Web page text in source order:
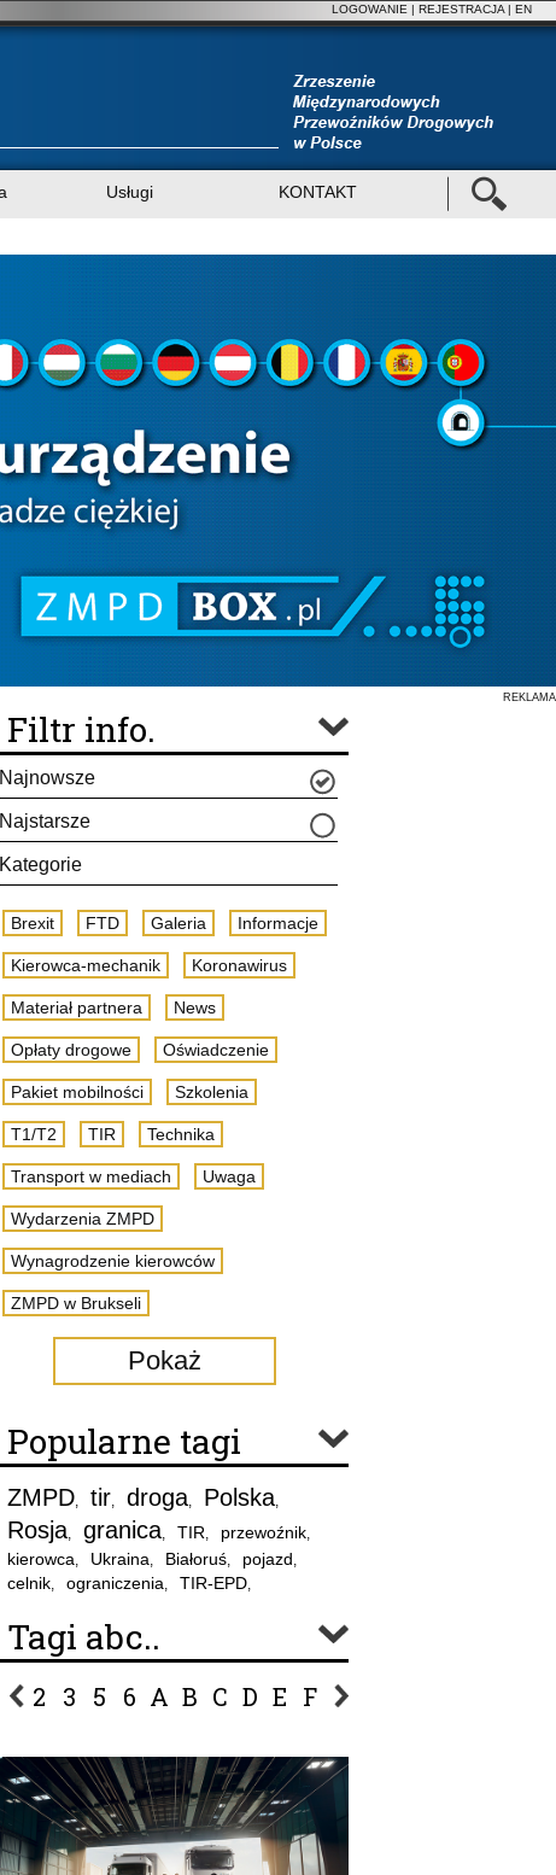
LOGOWANIE | REJESTRACJA | EN
Usługi KONTAKT
REKLAMA
Filtr info.
Najnowsze
Najstarsze
Kategorie
Brexit FTD Galeria Informacje
Kierowca-mechanik Koronawirus
Materiał partnera News
Opłaty drogowe Oświadczenie
Pakiet mobilności Szkolenia
T1/T2 TIR Technika
Transport w mediach Uwaga
Wydarzenia ZMPD
Wynagrodzenie kierowców
ZMPD w Brukseli
Pokaż
Popularne tagi
ZMPD, tir, droga, Polska,
Rosja, granica, TIR, przewoźnik,
kierowca, Ukraina, Białoruś, pojazd,
celnik, ograniczenia, TIR-EPD,
Tagi abc..
2 3 5 6 A B C D E F G